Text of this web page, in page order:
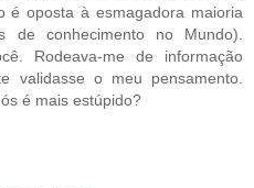
é oposta à esmagadora maioria
de conhecimento no Mundo).
Rodeava-me de informação
validasse o meu pensamento.
é mais estúpido?